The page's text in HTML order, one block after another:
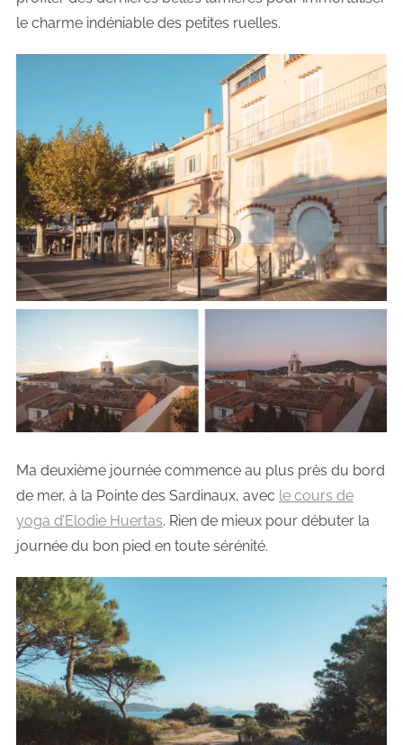
le charme indéniable des petites ruelles.
Ma deuxième journée commence au plus près du bord
de mer, à la Pointe des Sardinaux, avec le cours de
yoga d’Elodie Huertas. Rien de mieux pour débuter la
journée du bon pied en toute sérénité.